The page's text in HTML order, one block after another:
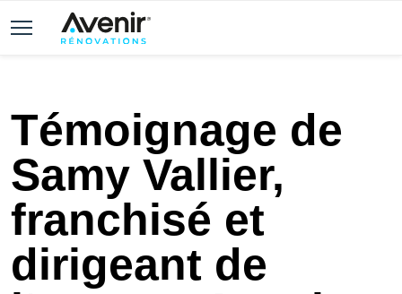
Témoignage de
Samy Vallier,
franchisé et
dirigeant de